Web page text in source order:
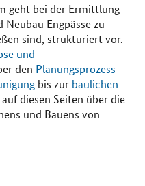
geht bei der Ermittlung
Engpässe zu
sind, strukturiert vor.
und
den Planungsprozess
bis zur baulichen
diesen Seiten über die
und Bauens von